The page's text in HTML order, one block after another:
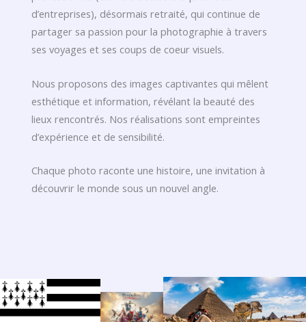
d’entreprises), désormais retraité, qui continue de
partager sa passion pour la photographie à travers
ses voyages et ses coups de coeur visuels.
Nous proposons des images captivantes qui mêlent
esthétique et information, révélant la beauté des
lieux rencontrés. Nos réalisations sont empreintes
d’expérience et de sensibilité.
Chaque photo raconte une histoire, une invitation à
découvrir le monde sous un nouvel angle.